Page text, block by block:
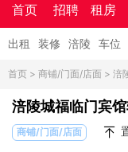
首页 招聘 租房
出租 装修 涪陵 车位
首页 > 商铺/门面/店面 > 涪
涪陵城福临门宾
商铺/门面/店面